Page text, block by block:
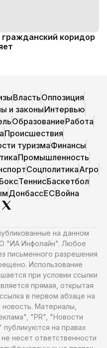
коридор
ВластьОппозиция
и законыИнтервью
ОбразованиеРабота
Происшествия
туризмаФинансы
Промышленность
СоцполитикаАгро
БоксТеннисБаскетбол
ДонбассЕСВойна
на данном
"ИА Инфолайн". Любое
письменного разрешения
Использование
при условии ссылки
прямая, открытая
в первом абзаце на
Материалы,
"PR", "Новости
на правах
несет ответственности